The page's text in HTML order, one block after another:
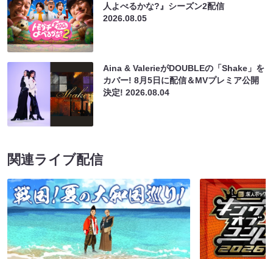
人よべるかな?』シーズン2配信
2026.08.05
Aina & ValerieがDOUBLEの「Shake」を
カバー! 8月5日に配信＆MVプレミア公開
決定!2026.08.04
関連ライブ配信